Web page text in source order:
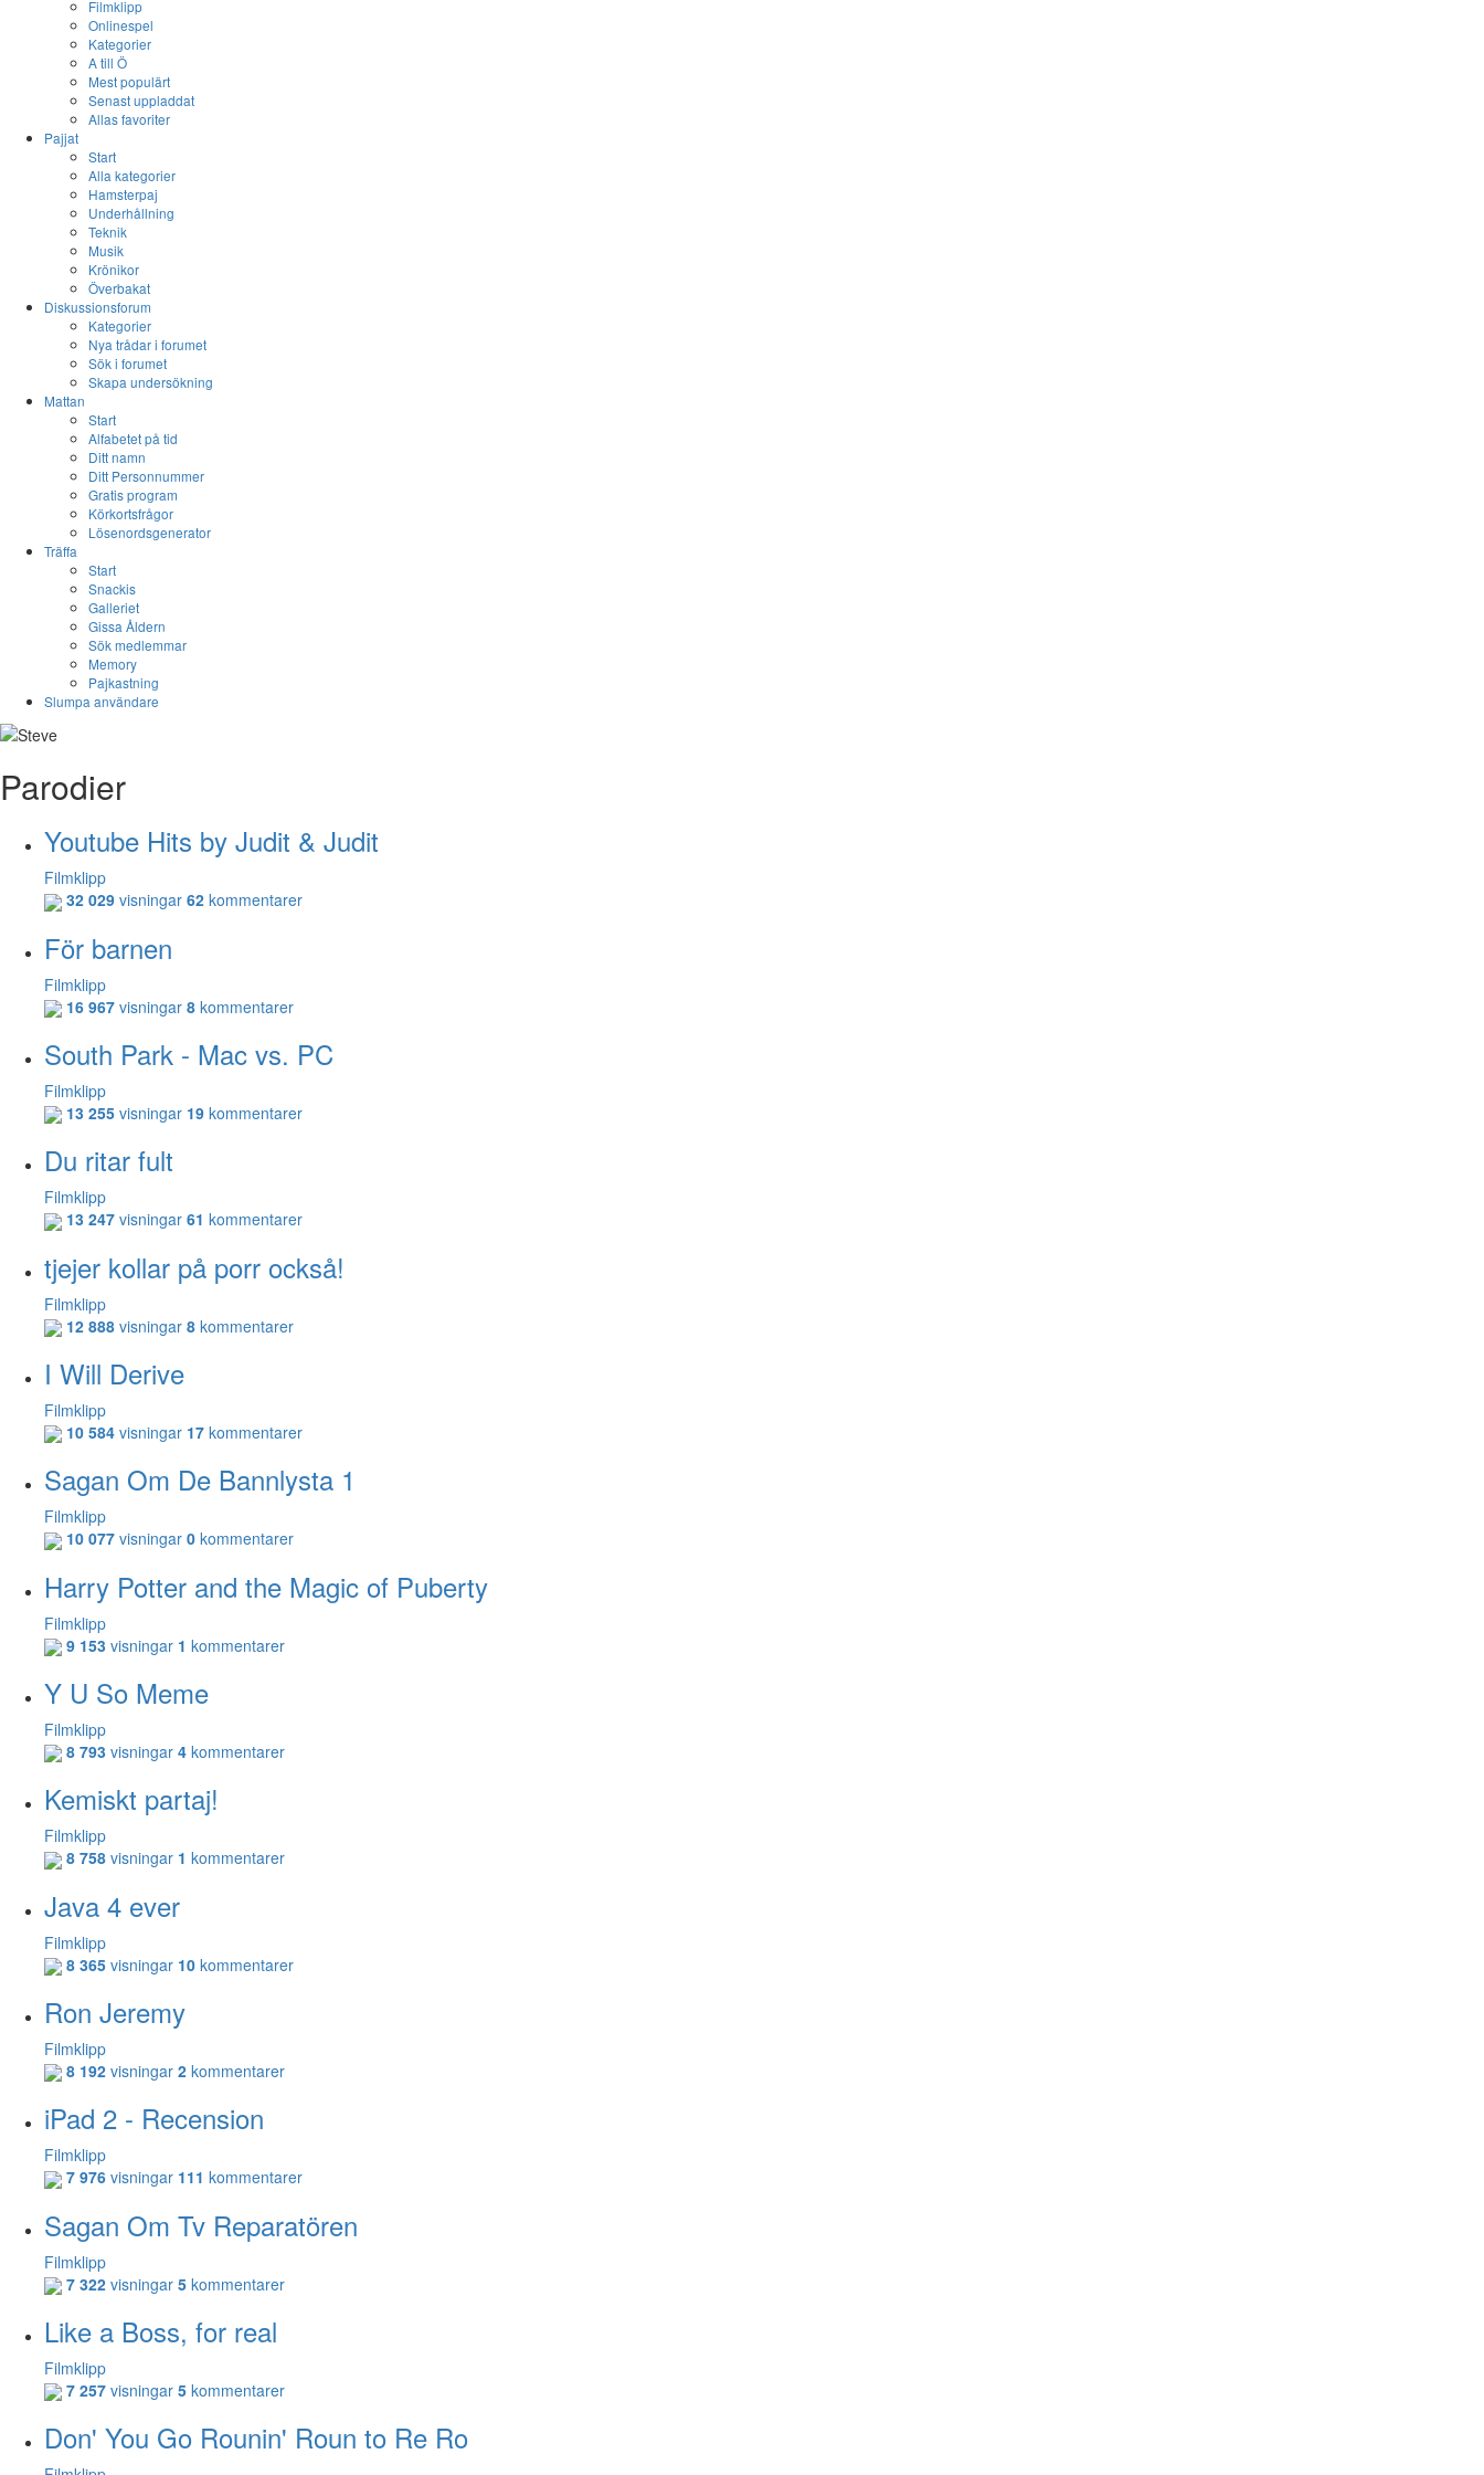
Filmklipp
Onlinespel
Kategorier
A till Ö
Mest populärt
Senast uppladdat
Allas favoriter
Pajjat
Start
Alla kategorier
Hamsterpaj
Underhållning
Teknik
Musik
Krönikor
Överbakat
Diskussionsforum
Kategorier
Nya trådar i forumet
Sök i forumet
Skapa undersökning
Mattan
Start
Alfabetet på tid
Ditt namn
Ditt Personnummer
Gratis program
Körkortsfrågor
Lösenordsgenerator
Träffa
Start
Snackis
Galleriet
Gissa Åldern
Sök medlemmar
Memory
Pajkastning
Slumpa användare
Parodier
Youtube Hits by Judit & Judit
Filmklipp
32 029 visningar 62 kommentarer
För barnen
Filmklipp
16 967 visningar 8 kommentarer
South Park - Mac vs. PC
Filmklipp
13 255 visningar 19 kommentarer
Du ritar fult
Filmklipp
13 247 visningar 61 kommentarer
tjejer kollar på porr också!
Filmklipp
12 888 visningar 8 kommentarer
I Will Derive
Filmklipp
10 584 visningar 17 kommentarer
Sagan Om De Bannlysta 1
Filmklipp
10 077 visningar 0 kommentarer
Harry Potter and the Magic of Puberty
Filmklipp
9 153 visningar 1 kommentarer
Y U So Meme
Filmklipp
8 793 visningar 4 kommentarer
Kemiskt partaj!
Filmklipp
8 758 visningar 1 kommentarer
Java 4 ever
Filmklipp
8 365 visningar 10 kommentarer
Ron Jeremy
Filmklipp
8 192 visningar 2 kommentarer
iPad 2 - Recension
Filmklipp
7 976 visningar 111 kommentarer
Sagan Om Tv Reparatören
Filmklipp
7 322 visningar 5 kommentarer
Like a Boss, for real
Filmklipp
7 257 visningar 5 kommentarer
Don' You Go Rounin' Roun to Re Ro